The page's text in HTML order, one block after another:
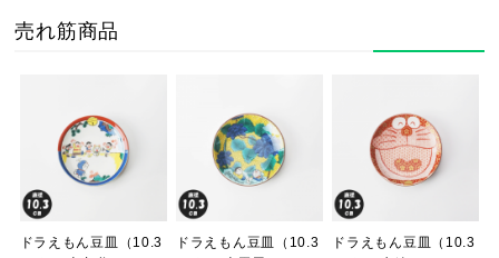
売れ筋商品
ドラえもん豆皿（10.3
ドラえもん豆皿（10.3
ドラえもん豆皿（10.3